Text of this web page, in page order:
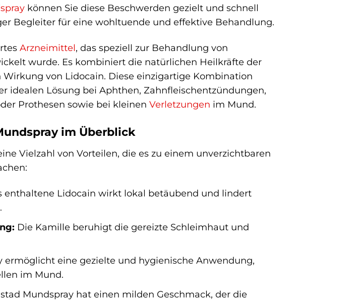
können Sie diese Beschwerden gezielt und schnell
Begleiter für eine wohltuende und effektive Behandlung.
Arzneimittel, das speziell zur Behandlung von
wurde. Es kombiniert die natürlichen Heilkräfte der
von Lidocain. Diese einzigartige Kombination
idealen Lösung bei Aphthen, Zahnfleischentzündungen,
Prothesen sowie bei kleinen Verletzungen im Mund.
im Überblick
Vielzahl von Vorteilen, die es zu einem unverzichtbaren
enthaltene Lidocain wirkt lokal betäubend und lindert
Die Kamille beruhigt die gereizte Schleimhaut und
ermöglicht eine gezielte und hygienische Anwendung,
im Mund.
Mundspray hat einen milden Geschmack, der die